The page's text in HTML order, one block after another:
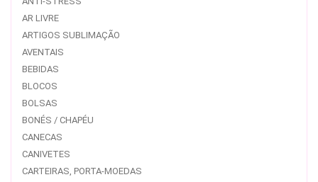
AR LIVRE
ARTIGOS SUBLIMAÇÃO
AVENTAIS
BEBIDAS
BLOCOS
BOLSAS
BONÉS / CHAPÉU
CANECAS
CANIVETES
CARTEIRAS, PORTA-MOEDAS